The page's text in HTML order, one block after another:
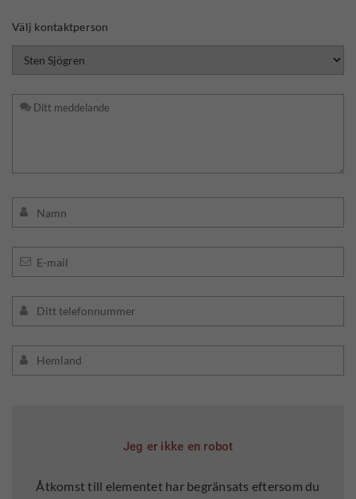
Välj kontaktperson
Jeg er ikke en robot
Åtkomst till elementet har begränsats eftersom du